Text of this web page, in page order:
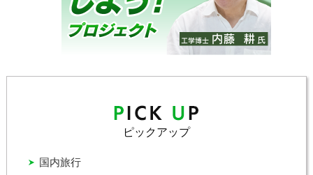
ピックアップ
国内旅行